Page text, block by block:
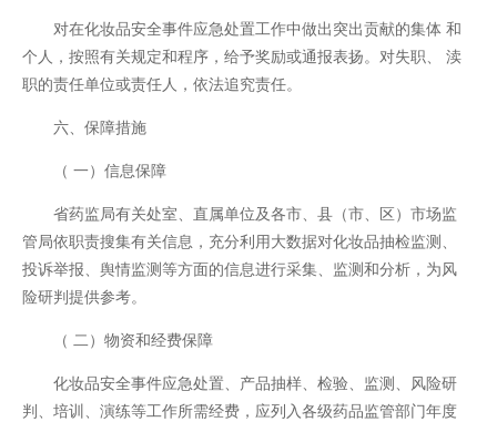
对在化妆品安全事件应急处置工作中做出突出贡献的集体 和
个人，按照有关规定和程序，给予奖励或通报表扬。对失职、 渎
职的责任单位或责任人，依法追究责任。
六、保障措施
（ 一）信息保障
省药监局有关处室、直属单位及各市、县（市、区）市场监
管局依职责搜集有关信息，充分利用大数据对化妆品抽检监测、
投诉举报、舆情监测等方面的信息进行采集、监测和分析，为风
险研判提供参考。
（ 二）物资和经费保障
化妆品安全事件应急处置、产品抽样、检验、监测、风险研
判、培训、演练等工作所需经费，应列入各级药品监管部门年度